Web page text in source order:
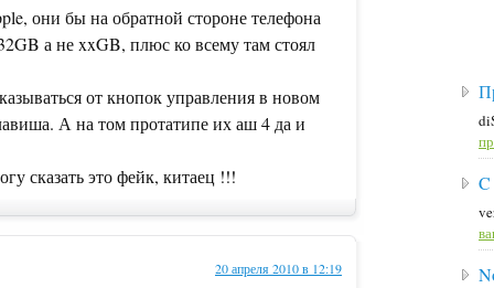
они бы на обратной стороне телефона
а не xxGB, плюс ко всему там стоял
от кнопок управления в новом
А на том протатипе их аш 4 да и
сказать это фейк, китаец !!!
20 апреля 2010 в 12:19